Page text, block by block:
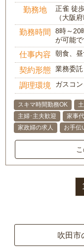
勤務地
正雀 徒
（大阪
勤務時間
8時～20
が可能
仕事内容 朝食、
契約形態 業務委託
調理環境 ガスコ
スキマ時間勤務OK
主婦･主夫歓迎
家事
家政婦の求人
お手伝
吹田市